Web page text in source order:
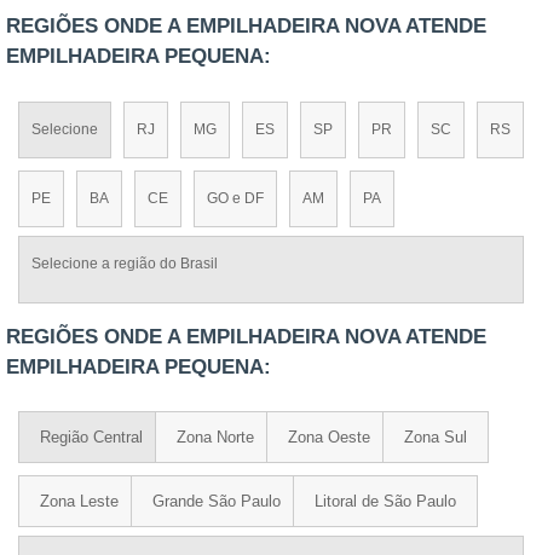
REGIÕES ONDE A EMPILHADEIRA NOVA ATENDE
EMPILHADEIRA PEQUENA:
Selecione RJ MG ES SP PR SC RS
PE BA CE GO e DF AM PA
Selecione a região do Brasil
REGIÕES ONDE A EMPILHADEIRA NOVA ATENDE
EMPILHADEIRA PEQUENA:
Região Central Zona Norte Zona Oeste Zona Sul
Zona Leste Grande São Paulo Litoral de São Paulo